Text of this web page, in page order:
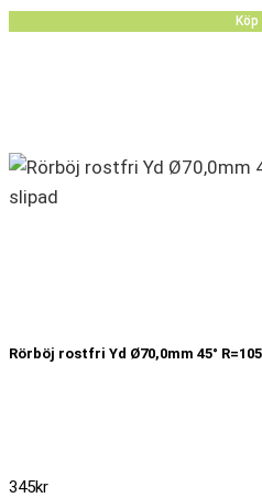
Köp
Rörböj rostfri Yd Ø70,0mm 45°
345kr